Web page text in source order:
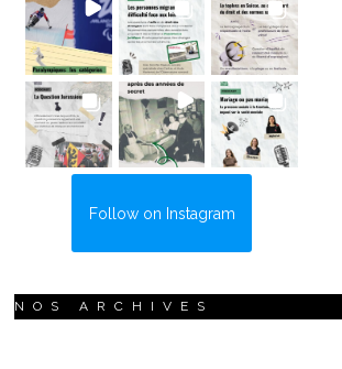
Follow on Instagram
NOS ARCHIVES